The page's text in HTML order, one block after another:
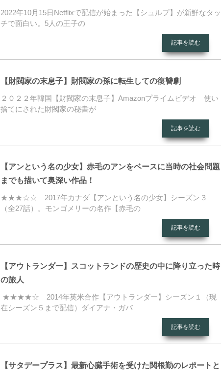
2022年10月15日Netflixで配信が始まった【シュルプ】が新鮮なタッ
チで面白い。5人の王子の
記事を読む
【財閥家の末息子】財閥家の孫に転生しての復讐劇
２０２２年韓国【財閥家の末息子】Amazonプライムビデオ 使い
捨てにされた財閥家の秘書が
記事を読む
【アンという名の少女】赤毛のアンをベースに当時の社会問題
までも描いて奥深い作品！
★★★☆☆ 2017年カナダ【アンという名の少女】シーズン３
（全27話）。モンゴメリーの名作【赤毛の
記事を読む
【アウトランダー】スコットランドの歴史の中に降り立った時
の旅人
★★★★☆ 2014年英米合作【アウトランダー】シーズン１（現
在シーズン５まで配信）ダイアナ・ガバ
記事を読む
【サタデープラス】最新心臓手術を受けた関根勤のレポートと